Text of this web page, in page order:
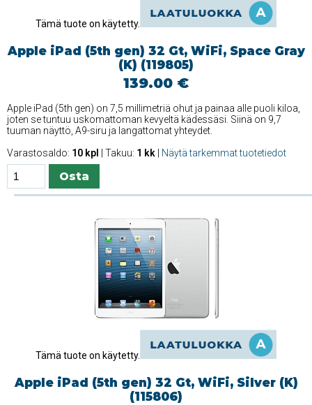
Tämä tuote on käytetty.
Apple iPad (5th gen) 32 Gt, WiFi, Space Gray
(K) (119805)
139.00 €
Apple iPad (5th gen) on 7,5 millimetriä ohut ja painaa alle puoli kiloa,
joten se tuntuu uskomattoman kevyeltä kädessäsi. Siinä on 9,7
tuuman näyttö, A9-siru ja langattomat yhteydet.
Varastosaldo: 10 kpl | Takuu: 1 kk Näytä tarkemmat tuotetiedot
Tämä tuote on käytetty.
Apple iPad (5th gen) 32 Gt, WiFi, Silver (K)
(115806)